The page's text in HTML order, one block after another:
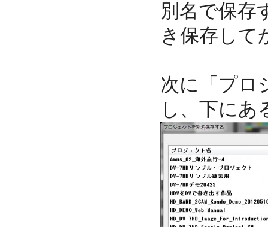
別名で保存
き保存して
次に「プロ
し、下にあ